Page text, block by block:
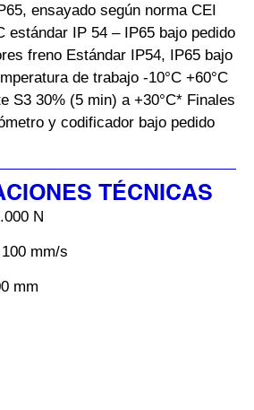
ensayado según norma CEI
estándar IP 54 – IP65 bajo pedido
freno Estándar IP54, IP65 bajo
de trabajo -10°C +60°C
S3 30% (5 min) a +30°C* Finales
y codificador bajo pedido
TÉCNICAS
N
100 mm/s
mm